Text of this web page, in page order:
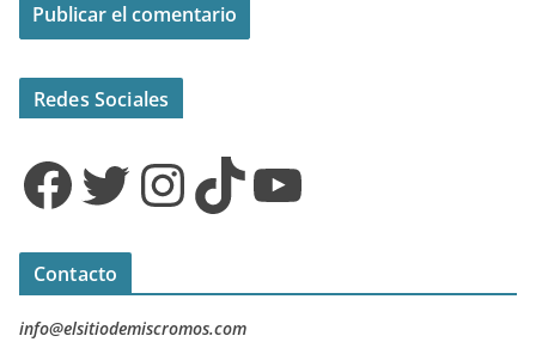
Redes Sociales
Facebook Twitter InstagramTikTok YouTube
Contacto
info@elsitiodemiscromos.com